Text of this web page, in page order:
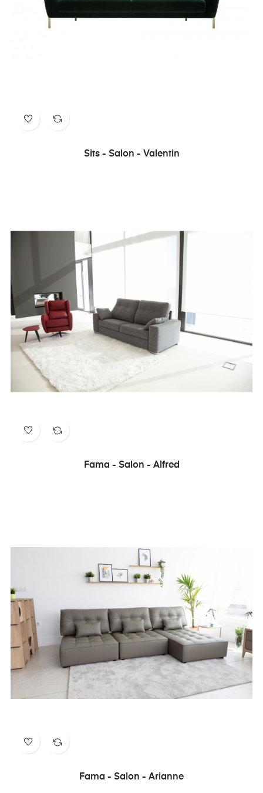
Sits - Salon - Valentin
Fama - Salon - Alfred
Fama - Salon - Arianne